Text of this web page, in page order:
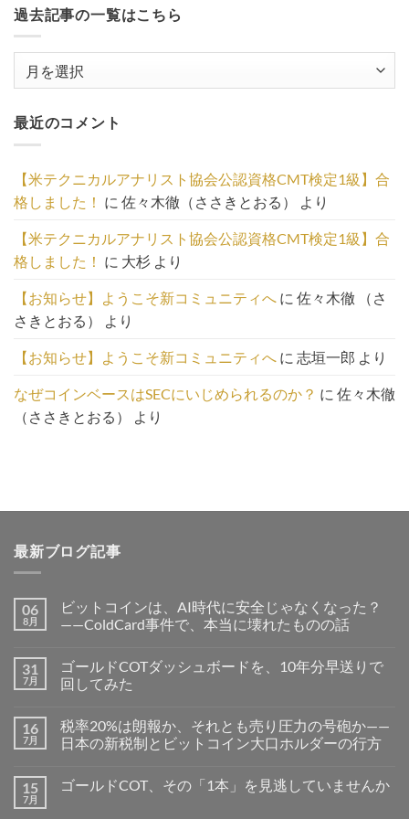
過去記事の一覧はこちら
事
の
覧
は
こ
ち
ら
最近のコメント
【米テクニカルアナリスト協会公認資格CMT検定1級】合
格しました！ に 佐々木徹（ささきとおる） より
【米テクニカルアナリスト協会公認資格CMT検定1級】合
格しました！ に 大杉 より
【お知らせ】ようこそ新コミュニティへ に 佐々木徹 （さ
さきとおる）
より
【お知らせ】ようこそ新コミュニティへ に 志垣一郎 より
なぜコインベースはSECにいじめられるのか？ に 佐々木徹
（ささきとおる）
より
最新ブログ記事
06
8月
ビットコインは、AI時代に安全じゃなくなった？
——ColdCard事件で、本当に壊れたものの話
31
7月
ゴールドCOTダッシュボードを、10年分早送りで
回してみた
16
7月
税率20%は朗報か、それとも売り圧力の号砲か——
日本の新税制とビットコイン大口ホルダーの行方
15
7月
ゴールドCOT、その「1本」を見逃していませんか